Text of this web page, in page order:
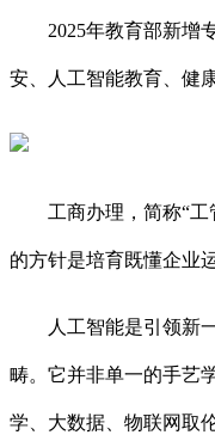
2025年教育部新增专
安、人工智能教育、健
工商办理，简称“工
的方针是培育既懂企业
人工智能是引领新一
畴。它并非单一的手艺
学、大数据、物联网取